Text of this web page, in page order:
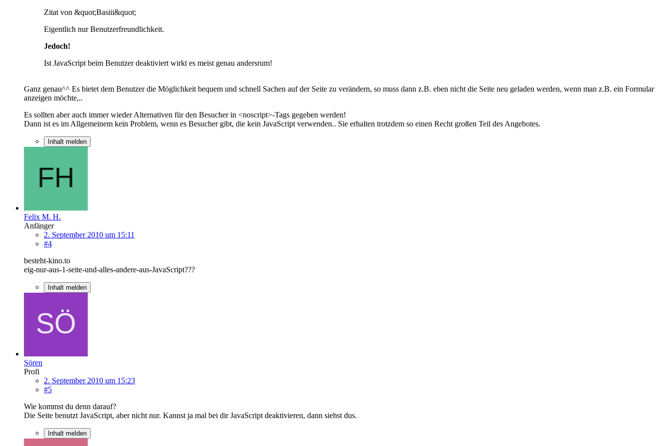
Zitat von &quot;Basiii&quot;
Eigentlich nur Benutzerfreundlichkeit.
Jedoch!
Ist JavaScript beim Benutzer deaktiviert wirkt es meist genau andersrum!
Ganz genau^^ Es bietet dem Benutzer die Möglichkeit bequem und schnell Sachen auf der Seite zu verändern, so muss dann z.B. eben nicht die Seite neu geladen werden, wenn man z.B. ein Formular
anzeigen möchte,..
Es sollten aber auch immer wieder Alternativen für den Besucher in <noscript>-Tags gegeben werden!
Dann ist es im Allgemeinem kein Problem, wenn es Besucher gibt, die kein JavaScript verwenden.. Sie erhalten trotzdem so einen Recht großen Teil des Angebotes.
Inhalt melden
Felix M. H.
Anfänger
2. September 2010 um 15:11
#4
besteht-kino.to
eig-nur-aus-1-seite-und-alles-andere-aus-JavaScript???
Inhalt melden
Sören
Profi
2. September 2010 um 15:23
#5
Wie kommst du denn darauf?
Die Seite benutzt JavaScript, aber nicht nur. Kannst ja mal bei dir JavaScript deaktivieren, dann siehst dus.
Inhalt melden